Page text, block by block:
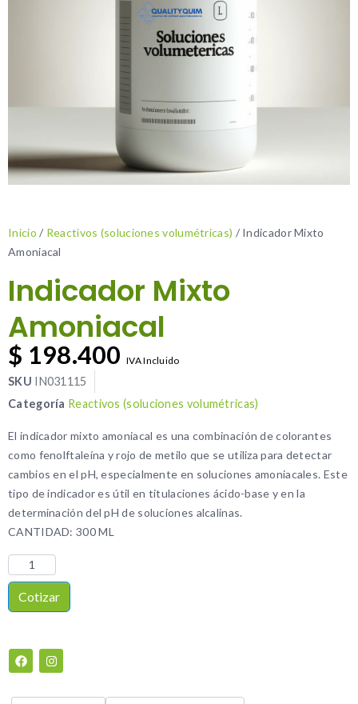
Inicio / Reactivos (soluciones volumétricas) / Indicador Mixto
Amoniacal
Indicador Mixto
Amoniacal
$ 198.400 IVA Incluido
SKU IN031115
Categoría Reactivos (soluciones volumétricas)
El indicador mixto amoniacal es una combinación de colorantes
como fenolftaleína y rojo de metilo que se utiliza para detectar
cambios en el pH, especialmente en soluciones amoniacales. Este
tipo de indicador es útil en titulaciones ácido-base y en la
determinación del pH de soluciones alcalinas.
CANTIDAD: 300 ML
Cotizar